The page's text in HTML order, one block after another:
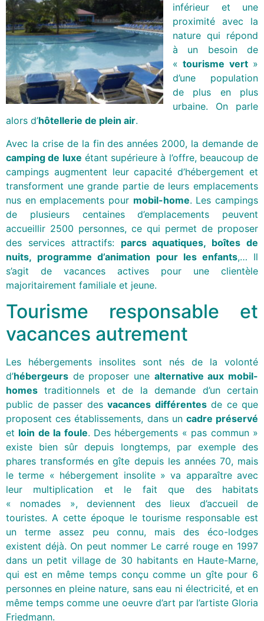
inférieur et une
proximité avec la
nature qui répond
à un besoin de
«tourisme vert»
d’une population
de plus en plus
urbaine. On parle
alors d’hôtellerie de plein air.
Avec la crise de la fin des années 2000, la demande de
camping de luxe étant supérieure à l’offre, beaucoup de
campings augmentent leur capacité d’hébergement et
transforment une grande partie de leurs emplacements
nus en emplacements pour mobil-home. Les campings
de plusieurs centaines d’emplacements peuvent
accueillir 2500 personnes, ce qui permet de proposer
des services attractifs: parcs aquatiques, boîtes de
nuits, programme d’animation pour les enfants,… Il
s’agit de vacances actives pour une clientèle
majoritairement familiale et jeune.
Tourisme responsable et
vacances autrement
Les hébergements insolites sont nés de la volonté
d’hébergeurs de proposer une alternative aux mobil-
homes traditionnels et de la demande d’un certain
public de passer des vacances différentesde ce que
proposent ces établissements, dans un cadre préservé
et loin de la foule. Des hébergements « pas commun »
existe bien sûr depuis longtemps, par exemple des
phares transformés en gîte depuis les années 70, mais
le terme « hébergement insolite » va apparaître avec
leur multiplication et le fait que des habitats
« nomades », deviennent des lieux d’accueil de
touristes. A cette époque le tourisme responsable est
un terme assez peu connu, mais des éco-lodges
existent déjà. On peut nommer Le carré rouge en 1997
dans un petit village de 30 habitants en Haute-Marne,
qui est en même temps conçu comme un gîte pour 6
personnes en pleine nature, sans eau ni électricité, et en
même temps comme une oeuvre d’art par l’artiste Gloria
Friedmann.